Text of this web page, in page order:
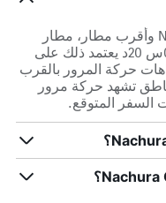
ضمن مسافة 27 كم بين Nachura Casa وأقرب مطار، مطار
أوكيناوا، تستغرق القيادة عادةً حوالي 0س 20د يعتمد ذلك على
حركة المرور بالقرب
تشهد حركة مرور
السفر المتوقع.